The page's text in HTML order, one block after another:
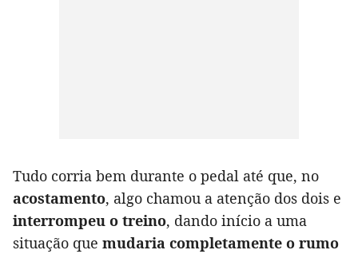
Tudo corria bem durante o pedal até que, no
acostamento, algo chamou a atenção dos dois e
interrompeu o treino, dando início a uma
situação que mudaria completamente o rumo